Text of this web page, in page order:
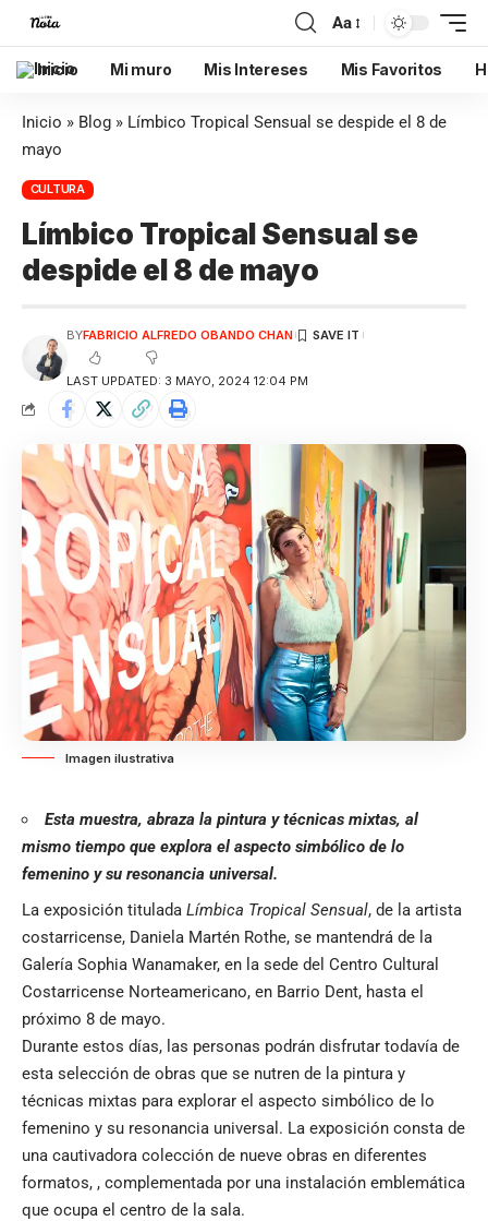
Aa
Inicio Mi muro Mis Intereses Mis Favoritos
Inicio » Blog » Límbico Tropical Sensual se despide el 8 de
mayo
CULTURA
Límbico Tropical Sensual se
despide el 8 de mayo
LAST UPDATED: 3 MAYO, 2024 12:04 PM
BYFABRICIO ALFREDO OBANDO CHAN
Imagen ilustrativa
Esta muestra, abraza la pintura y técnicas mixtas, al
mismo tiempo que explora el aspecto simbólico de lo
femenino y su resonancia universal.
La exposición titulada Límbica Tropical Sensual, de la artista
costarricense, Daniela Martén Rothe, se mantendrá de la
Galería Sophia Wanamaker, en la sede del Centro Cultural
Costarricense Norteamericano, en Barrio Dent, hasta el
próximo 8 de mayo.
Durante estos días, las personas podrán disfrutar todavía de
esta selección de obras que se nutren de la pintura y
técnicas mixtas para explorar el aspecto simbólico de lo
femenino y su resonancia universal. La exposición consta de
una cautivadora colección de nueve obras en diferentes
formatos, , complementada por una instalación emblemática
que ocupa el centro de la sala.